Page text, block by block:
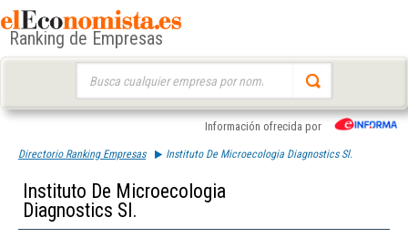
Ranking de Empresas
Información ofrecida por
Directorio Ranking Empresas Instituto De Microecologia Diagnostics Sl.
Instituto De Microecologia
Diagnostics Sl.